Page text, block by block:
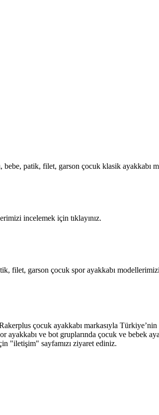
patik, filet, garson çocuk klasik ayakkabı
incelemek için tıklayınız.
filet, garson çocuk spor ayakkabı
çocuk ayakkabı markasıyla
ayakkabı ve bot gruplarında çocuk ve bebek
"iletişim" sayfamızı ziyaret ediniz.